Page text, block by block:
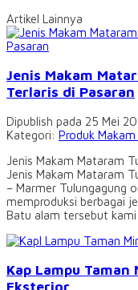
Artikel Lainnya
Jenis Makam
Terlaris di Pasaran
Dipublish pada 25 Mei
Kategori: Produk
Jenis Makam Mataram
Jenis Makam Mataram
– Marmer Tulungagung
memproduksi berbagai
Batu alam tersebut kami
Kap Lampu
Eksterior